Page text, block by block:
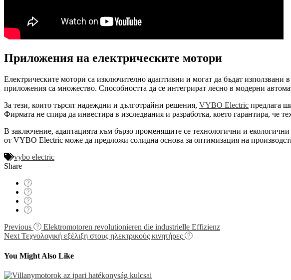
Приложения на електрическите мотори
Електрическите мотори са изключително адаптивни и могат да бъдат използвани
приложения са множество. Способността да се интегрират лесно в модерни
За тези, които търсят надеждни и дълготрайни решения, VYBO Electric предлага
Фирмата не спира да инвестира в изследвания и разработка, което гарантира, че
В заключение, адаптацията към бързо променящите се технологични и
от VYBO Electric може да предложи солидна основа за оптимизация на
vybo electric
Share
Navigácia
v
článku
Previous
Elektromotoren revolutionieren die industrielle Effizienz
Next Τεχνολογική εξέλιξη στους ηλεκτρικούς κινητήρες
You Might Also Like